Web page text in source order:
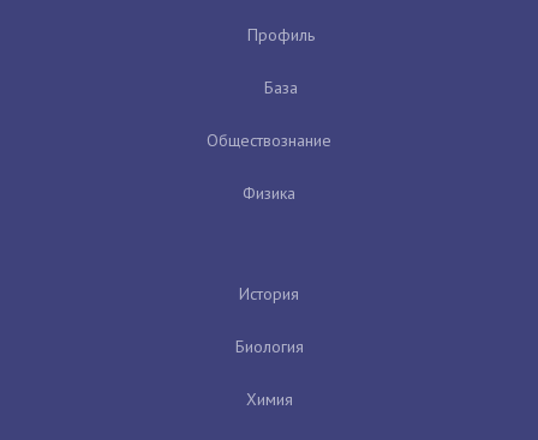
Профиль
База
Обществознание
Физика
История
Биология
Химия